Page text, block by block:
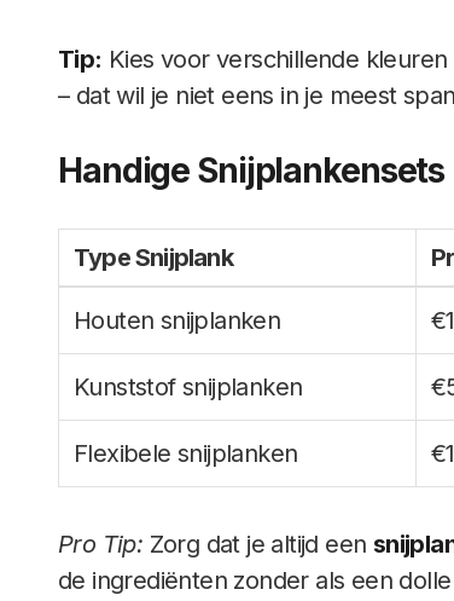
Tip: Kies voor verschillende
– dat wil je niet eens in je meest
Handige Snijplankensets
Type Snijplank
Houten snijplanken
Kunststof snijplanken
Flexibele snijplanken
Pro Tip: Zorg dat je altijd een
de ingrediënten zonder als een